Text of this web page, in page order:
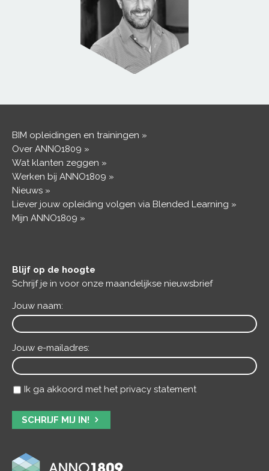
BIM opleidingen en trainingen
Over ANNO1809
Wat klanten zeggen
Werken bij ANNO1809
Nieuws
Liever jouw opleiding volgen via Blended Learning
Mijn ANNO1809
Blijf op de hoogte
Schrijf je in voor onze maandelijkse nieuwsbrief
Jouw naam:
Jouw e-mailadres:
Ik ga akkoord met het privacy statement
SCHRIJF MIJ IN!